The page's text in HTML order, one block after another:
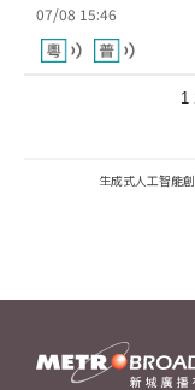
07/08 15:46
1
生成式人工智能